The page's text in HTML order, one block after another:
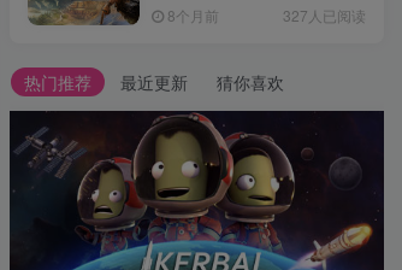
DLC8个月前 327人已阅读
热门推荐 最近更新 猜你喜欢